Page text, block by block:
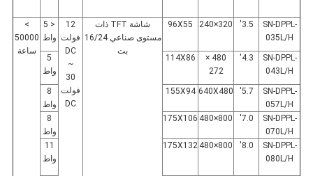
SN-DPPL-
035L/H
3.5'
320×240
96X55
شاشة TFT ذات
مستوى صناعي 16/24
بت
12
فولت
DC
~
30
فولت
DC
< 5
واط
>
50000
ساعة
SN-DPPL-
043L/H
4.3'
480 ×
272
114X86
5
واط
SN-DPPL-
057L/H
5.7'
640X480
155X94
8
واط
SN-DPPL-
070L/H
7.0'
800×480
175X106
8
واط
SN-DPPL-
080L/H
8.0'
800×480
175X132
11
واط